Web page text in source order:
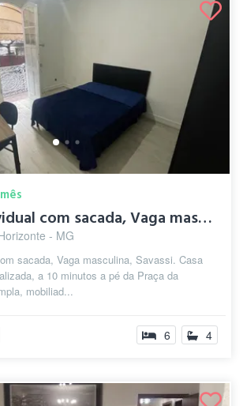
Quarto individual com sacada, Vaga mascu...
- MG
sacada, Vaga masculina, Savassi. Casa
a 10 minutos a pé da Praça da
mobiliad...
6 4